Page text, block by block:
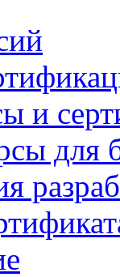
и
для